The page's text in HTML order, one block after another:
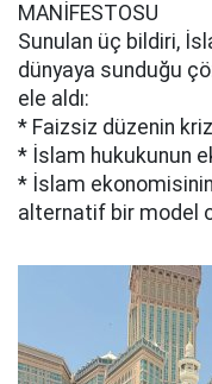
MANİFESTOSU
Sunulan üç bildiri,
dünyaya sunduğu
ele aldı:
* Faizsiz düzenin
* İslam hukukunun
* İslam
alternatif bir model